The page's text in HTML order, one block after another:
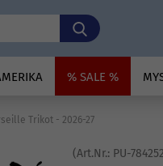
% SALE %
Trikot - 2026-27
(Art.Nr.: PU-